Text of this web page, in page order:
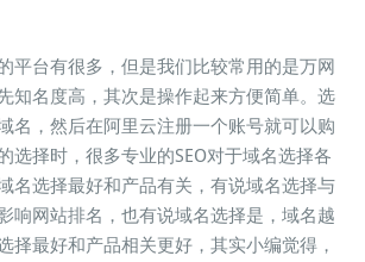
平台有很多，但是我们比较常用的是万网
知名度高，其次是操作起来方便简单。选
名，然后在阿里云注册一个账号就可以购
选择时，很多专业的SEO对于域名选择各
名选择最好和产品有关，有说域名选择与
响网站排名，也有说域名选择是，域名越
择最好和产品相关更好，其实小编觉得，